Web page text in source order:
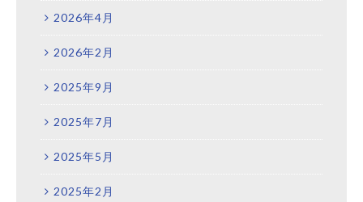
2026年4月
2026年2月
2025年9月
2025年7月
2025年5月
2025年2月